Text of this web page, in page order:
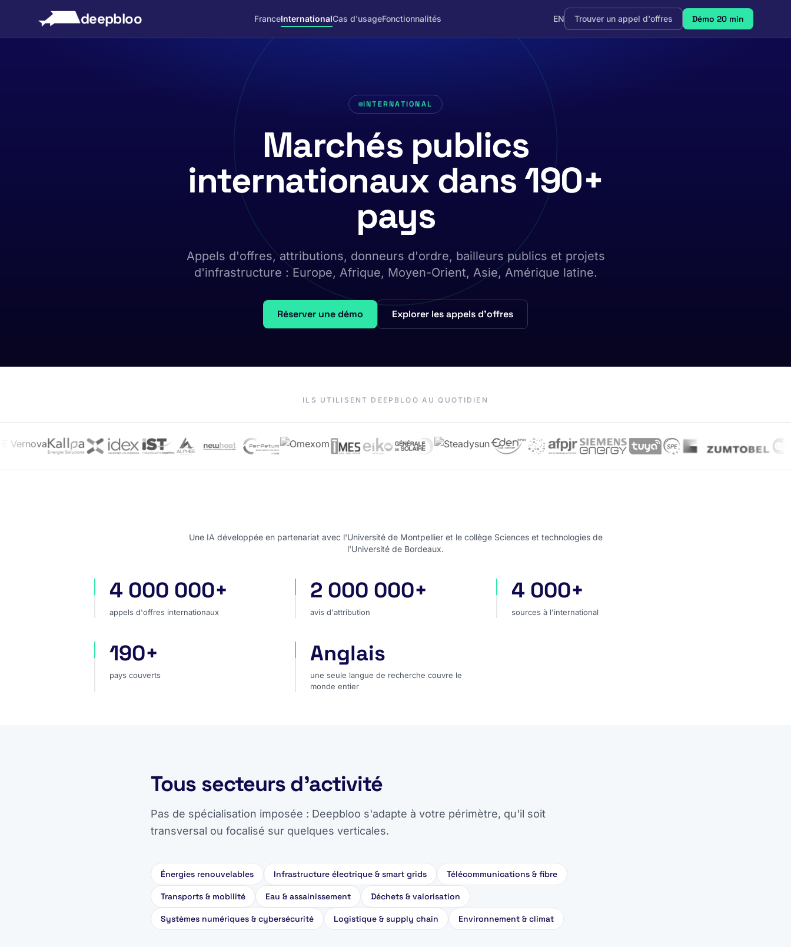
deepbloo FranceInternationalCas d'usageFonctionnalités EN Trouver un appel d'offres Démo 20 min
INTERNATIONAL
Marchés publics
internationaux dans 190+
pays
Appels d'offres, attributions, donneurs d'ordre, bailleurs publics et projets
d'infrastructure : Europe, Afrique, Moyen-Orient, Asie, Amérique latine.
Réserver une démo Explorer les appels d'offres
ILS UTILISENT DEEPBLOO AU QUOTIDIEN
Une IA développée en partenariat avec l'Université de Montpellier et le collège Sciences et technologies de
l'Université de Bordeaux.
appels d'offres internationaux
4 000 000+
appels d'offres internationaux
avis d'attribution
2 000 000+
avis d'attribution
sources à l'international
4 000+
sources à l'international
pays couverts
190+
pays couverts
une seule langue de recherche couvre le monde entier
Anglais
une seule langue de recherche couvre le
monde entier
Tous secteurs d'activité
Pas de spécialisation imposée : Deepbloo s'adapte à votre périmètre, qu'il soit
transversal ou focalisé sur quelques verticales.
Énergies renouvelables Infrastructure électrique & smart grids Télécommunications & fibre
Transports & mobilité Eau & assainissement Déchets & valorisation
Systèmes numériques & cybersécurité Logistique & supply chain Environnement & climat